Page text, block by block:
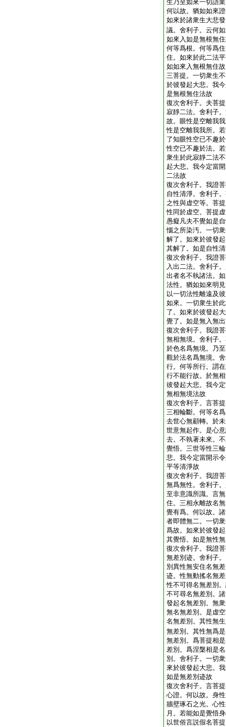
生乃至如來一切語
何以故。猶如如來
如來於諸衆生大悲
議。舍利子。云何
如來入如是無根無
何等爲根。何等爲
住。如來於此二法
如如來入無根無住
三菩提。一切衆生
於彼發起大悲。我
是無根無住法故
復次舍利子。夫菩
寂靜二法。舍利子
故。眼性是空離我
性是空離我我所。
了知眼性空已不趣
性空已不趣於法。
衆生於此寂靜二法
起大悲。我今定當
二法故
復次舍利子。我證
自性清淨。舍利子
之性與虚空等。菩
性同於虚空。菩提
愚癡凡夫不覺如是
惱之所染汚。一切
解了。如來於彼發
其解了。如是自性
復次舍利子。我證
入出二法。舍利子
出者名不執諸法。
法性。猶如如來明
以一切法性離遠及
如來。一切衆生於
了。如來於彼發起
覺了。如是無入無
復次舍利子。我證
無相無境。舍利子
於色名爲無境。乃
觀於法名爲無境。
行。何等所行。謂
行不能行故。於無
彼發起大悲。我今
無相無境法故
復次舍利子。言菩
三相輪斷。何等名
去世心無顧轉。於
世意無起作。是心
去。不執著未來。
覺悟。三世等性三
悲。我今定當開示
平等清淨故
復次舍利子。我證
無爲無性。舍利子
至非意識所識。言
住。三相永離故名
覺有爲。何以故。
者即體無二。一切
爲故。如來於彼發
其覺悟。如是無性
復次舍利子。我證
無差別迹。舍利子
別異性無安住名無
迹。性無動搖名無
性不可得名無差別
不可尋名無差別。
發起名無差別。無
無名無差別。是虚
名無差別。其性無
無差別。其性無爲
無差別。爲菩提相
差別。爲涅槃相是
別。舍利子。一切
來於彼發起大悲。
如是無差別迹故
復次舍利子。言菩
心證。何以故。身
牆壁琢石之光。心
月。若能如是覺悟
以世俗言説假名菩